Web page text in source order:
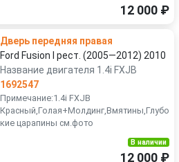
12 000 ₽
Дверь передняя правая
Ford Fusion I рест. (2005—2012) 2010
Название двигателя 1.4i FXJB
1692547
Примечание:1.4i FXJB
Красный,Голая+Молдинг,Вмятины,Глубо
кие царапины см.фото
В наличии
12 000 ₽